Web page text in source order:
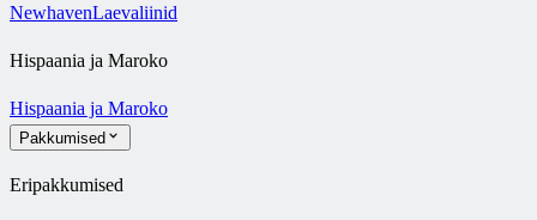
NewhavenLaevaliinid
Hispaania ja Maroko
Hispaania ja Maroko
Pakkumised
Eripakkumised